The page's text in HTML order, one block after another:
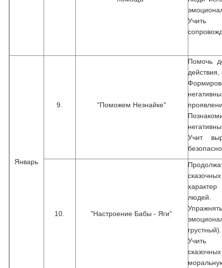
Учить
Январь
9. "Поможем Незнайке"
Помочь
Учит
10. "Настроение Бабы - Яги"
людей.
грустный).
Учить